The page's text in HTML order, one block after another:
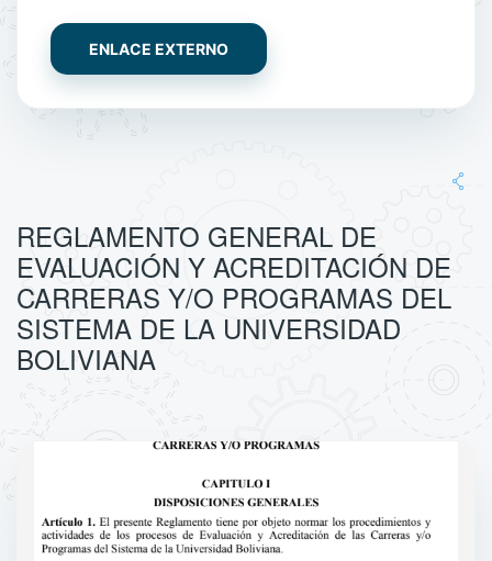
ENLACE EXTERNO
REGLAMENTO GENERAL DE
EVALUACIÓN Y ACREDITACIÓN DE
CARRERAS Y/O PROGRAMAS DEL
SISTEMA DE LA UNIVERSIDAD
BOLIVIANA